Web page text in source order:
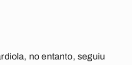
no entanto, seguiu